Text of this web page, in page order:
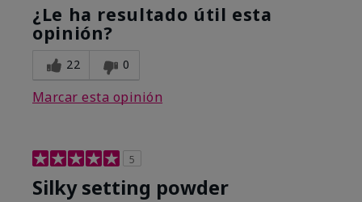
¿Le ha resultado útil esta
opinión?
22 0
Marcar esta opinión
5
Silky setting powder